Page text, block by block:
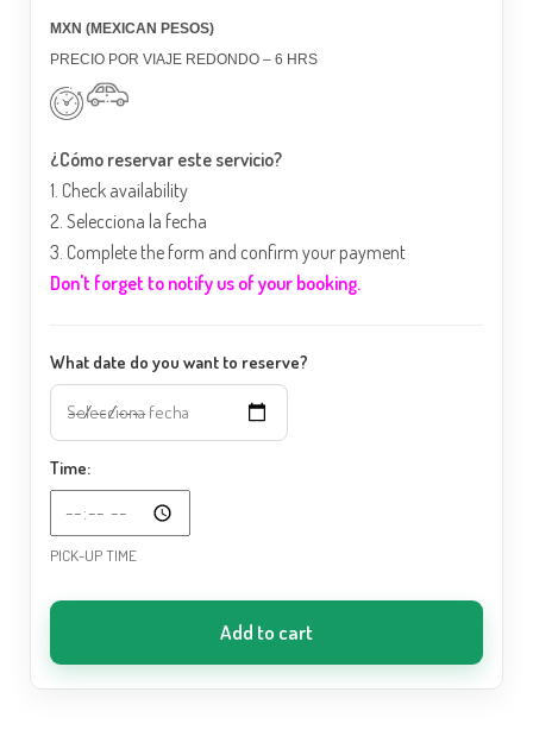
MXN (MEXICAN PESOS)
PRECIO POR VIAJE REDONDO – 6 HRS
¿Cómo reservar este servicio?
1. Check availability
2.Selecciona la fecha
3. Complete the form and confirm your payment
Don't forget to notify us of your booking.
What date do you want to reserve?
Time:
PICK-UP TIME
Add to cart